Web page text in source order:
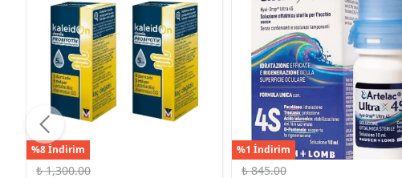
%8 İndirim
₺ 1,300.00
%1 İndirim
₺ 845.00